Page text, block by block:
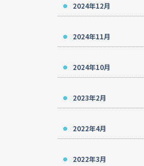
2024年12月
2024年11月
2024年10月
2023年2月
2022年4月
2022年3月